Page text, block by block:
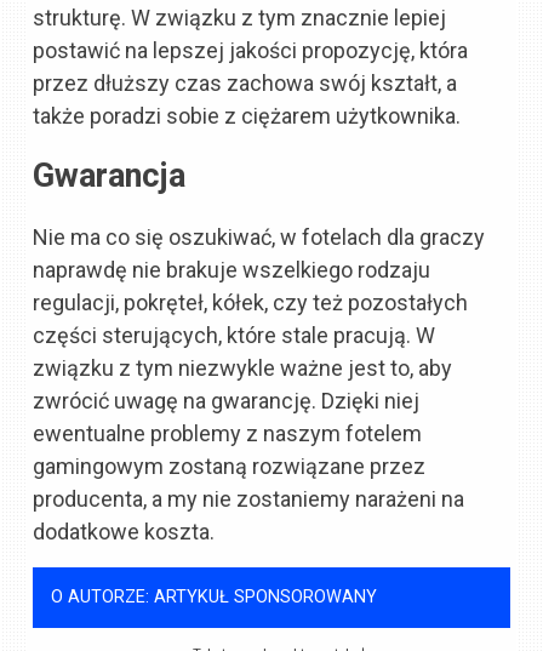
strukturę. W związku z tym znacznie lepiej
postawić na lepszej jakości propozycję, która
przez dłuższy czas zachowa swój kształt, a
także poradzi sobie z ciężarem użytkownika.
Gwarancja
Nie ma co się oszukiwać, w fotelach dla graczy
naprawdę nie brakuje wszelkiego rodzaju
regulacji, pokręteł, kółek, czy też pozostałych
części sterujących, które stale pracują. W
związku z tym niezwykle ważne jest to, aby
zwrócić uwagę na gwarancję. Dzięki niej
ewentualne problemy z naszym fotelem
gamingowym zostaną rozwiązane przez
producenta, a my nie zostaniemy narażeni na
dodatkowe koszta.
O AUTORZE: ARTYKUŁ SPONSOROWANY